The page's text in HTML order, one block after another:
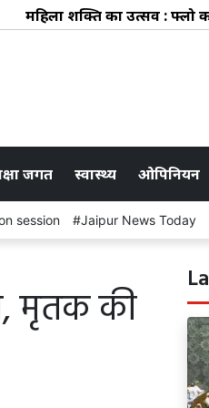
महिला शक्ति का उत्सव : फ्लो
जगत स्वास्थ्य ओपिनियन
session Jaipur News Today
मृतक की